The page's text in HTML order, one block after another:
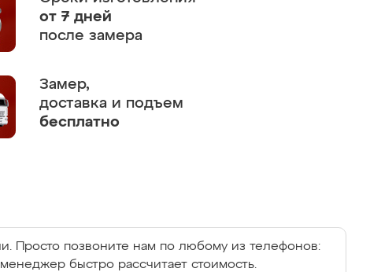
от 7 дней
после замера
Замер,
доставка и подъем
бесплатно
Просто позвоните нам по любому из телефонов:
быстро рассчитает стоимость.